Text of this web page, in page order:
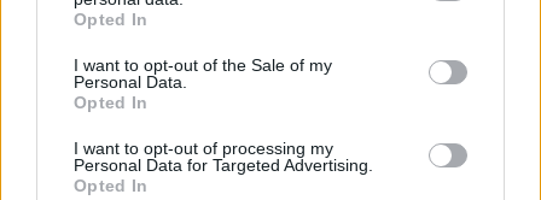
Opted In
I want to opt-out of the Sale of my
Personal Data.
Opted In
I want to opt-out of processing my
Personal Data for Targeted Advertising.
Opted In
Funktionen der App zur optimalen
Allergiekontrolle
Die Pollenflug & Pollen Alarm App bietet umfassende